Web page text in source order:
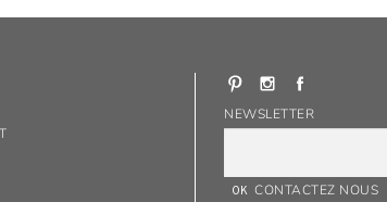
NEWSLETTER
CONTACTEZ NOUS